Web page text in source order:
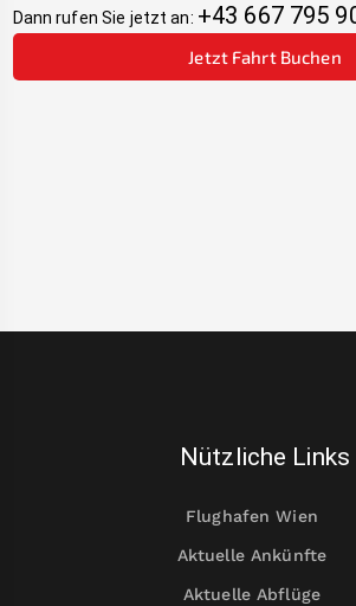
Dann rufen Sie jetzt an: +43 667 795
Jetzt Fahrt Buchen
Nützliche Links
Flughafen Wien
Aktuelle Ankünfte
Aktuelle Abflüge